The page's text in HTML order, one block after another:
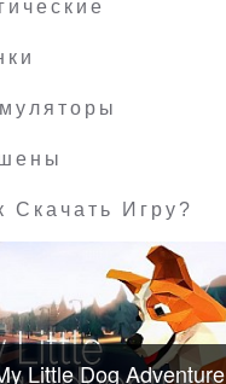
Скачать Игру?
Little Dog Adventure